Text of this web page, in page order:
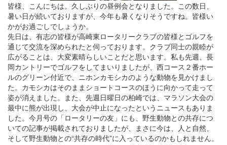
皆様、こんにちは。久しぶりの昼例会となりました。この数日、
暑い日が続いておりますが、今年も暑くなりそうですね。皆様い
かがお過ごしでしょうか。
先日は、有志の皆様が高崎東ロータリークラブの皆様とゴルフを
通じて交流を深められたと伺っております。クラブ同士の親睦が
広がることは、大変素晴らしいことだと思います。私も先週、長
岡カントリーでゴルフをしてまいりましたが、西コース２番ホー
ルのグリーン付近で、ニホンカモシカのような動物を見かけまし
た。カモシカはそのままショートコースのほうに向かって走って
姿が消えました。また、先週日曜日の柏崎では、マラソン大会の
最中に熊が出現し、大会が中止になったというニュースもありま
した。今月号の「ロータリーの友」にも、野生動物との共存につ
いての記事が掲載されておりましたが、まさに今は、人と自然、
そして野生動物との“共存の時代”に入っているのかもしれません。